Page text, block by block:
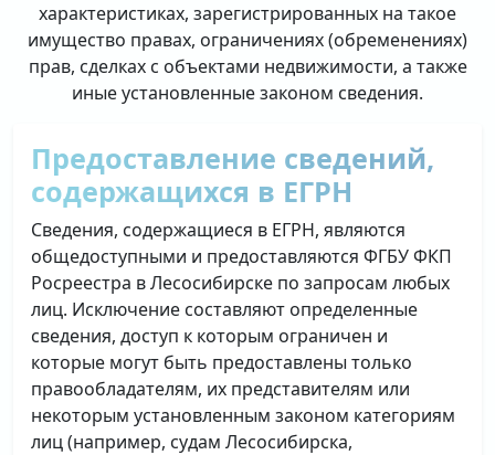
характеристиках, зарегистрированных на такое
имущество правах, ограничениях (обременениях)
прав, сделках с объектами недвижимости, а также
иные установленные законом сведения.
Предоставление сведений,
содержащихся в ЕГРН
Сведения, содержащиеся в ЕГРН, являются
общедоступными и предоставляются ФГБУ ФКП
Росреестра в Лесосибирске по запросам любых
лиц. Исключение составляют определенные
сведения, доступ к которым ограничен и
которые могут быть предоставлены только
правообладателям, их представителям или
некоторым установленным законом категориям
лиц (например, судам Лесосибирска,